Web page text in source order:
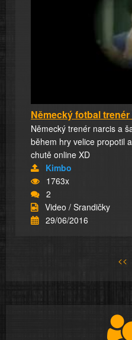
Německý trenér narcis a
během hry velice propotil
chutě online XD
Kimbo
1763x
2
Video / Srandičky
29/06/2016
<<